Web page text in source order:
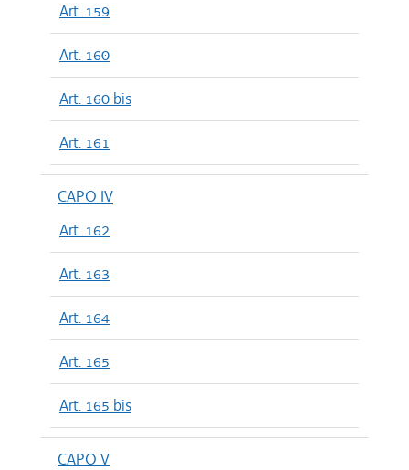
Art. 159
Art. 160
Art. 160 bis
Art. 161
CAPO IV
Art. 162
Art. 163
Art. 164
Art. 165
Art. 165 bis
CAPO V